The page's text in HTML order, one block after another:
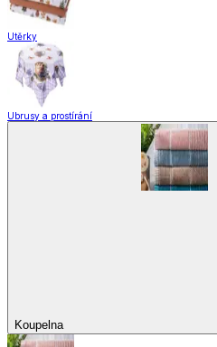
Utěrky
Ubrusy a prostírání
Koupelna